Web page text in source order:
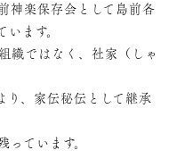
神楽保存会として島前各
ます。
織ではなく、社家（しゃ
り、家伝秘伝として継承
ています。